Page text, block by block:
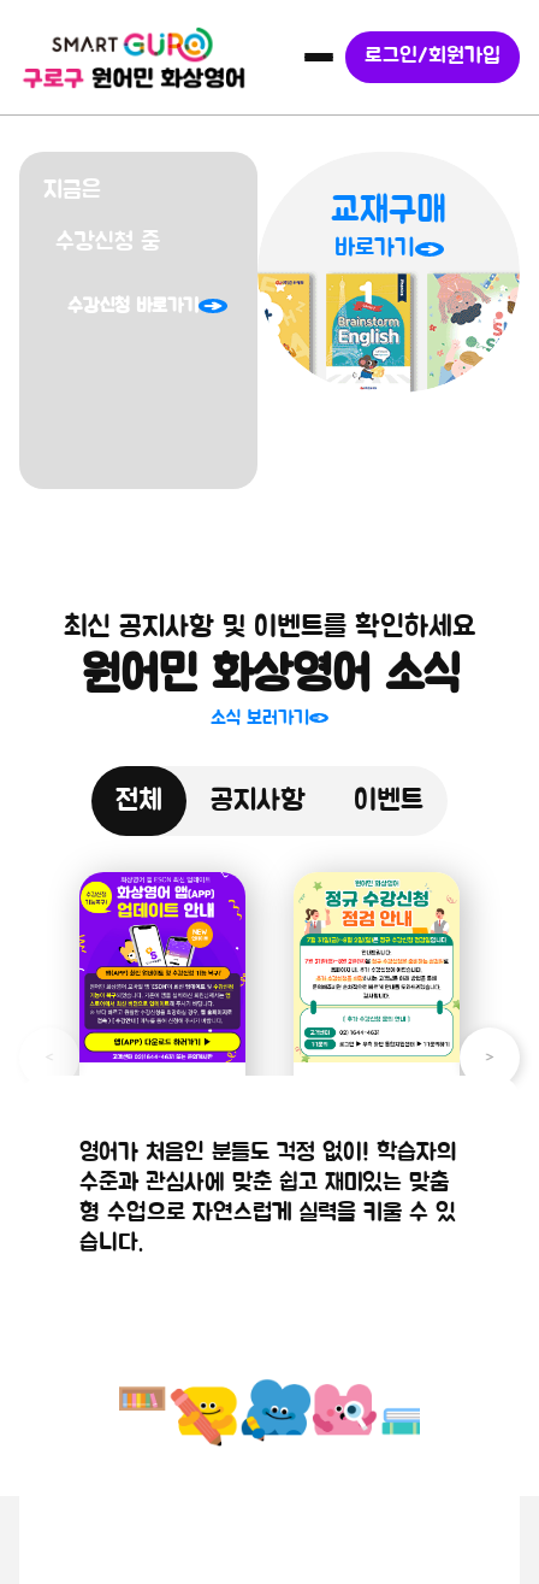
로그인/회원가입
슬라이드 2 / 2
지금은
수강신청 중
수강신청 바로가기
교재구매
바로가기
최신 공지사항 및 이벤트를 확인하세요
원어민 화상영어 소식
소식 보러가기
전체 공지사항 이벤트
화상영어
앱(APP)
최신 업데
이트 안내
2026.08.10
정규수강신
청 점검안
내
2026.07.29
해외 현지 원어민 강사와 실시간으로 연결
되어 직접 영어로 대화를 나누며, 마치 현
지에 있는 듯한 생생한 수업이 진행됩니다.
실시간 화상 시스템을 통해 원어민 강사와
얼굴을 마주 보며 생생하고 몰입감 있게 영
어 대화를 나눌 수 있습니다.
영어가 처음인 분들도 걱정 없이! 학습자의
수준과 관심사에 맞춘 쉽고 재미있는 맞춤
형 수업으로 자연스럽게 실력을 키울 수 있
습니다.